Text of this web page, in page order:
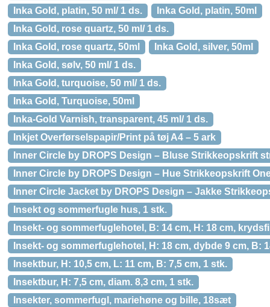
Inka Gold, platin, 50 ml/ 1 ds.
Inka Gold, platin, 50ml
Inka Gold, rose quartz, 50 ml/ 1 ds.
Inka Gold, rose quartz, 50ml
Inka Gold, silver, 50ml
Inka Gold, sølv, 50 ml/ 1 ds.
Inka Gold, turquoise, 50 ml/ 1 ds.
Inka Gold, Turquoise, 50ml
Inka-Gold Varnish, transparent, 45 ml/ 1 ds.
Inkjet Overførselspapir/Print på tøj A4 – 5 ark
Inner Circle by DROPS Design – Bluse Strikkeopskrift
Inner Circle by DROPS Design – Hue Strikkeopskrift
Inner Circle Jacket by DROPS Design – Jakke
Insekt og sommerfugle hus, 1 stk.
Insekt- og sommerfuglehotel, B: 14 cm, H: 18 cm,
Insekt- og sommerfuglehotel, H: 18 cm, dybde 9 cm, B:
Insektbur, H: 10,5 cm, L: 11 cm, B: 7,5 cm, 1 stk.
Insektbur, H: 7,5 cm, diam. 8,3 cm, 1 stk.
Insekter, sommerfugl, mariehøne og bille, 18sæt